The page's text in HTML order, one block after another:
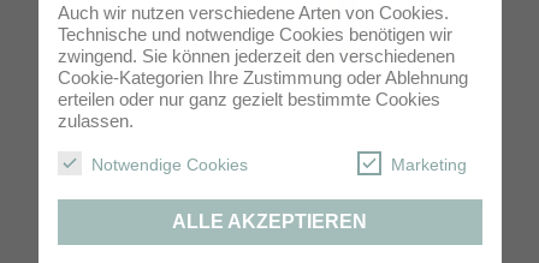
Auch wir nutzen verschiedene Arten von Cookies.
Technische und notwendige Cookies benötigen wir
zwingend. Sie können jederzeit den verschiedenen
Cookie-Kategorien Ihre Zustimmung oder Ablehnung
erteilen oder nur ganz gezielt bestimmte Cookies
zulassen.
Notwendige Cookies Marketing
ALLE AKZEPTIEREN